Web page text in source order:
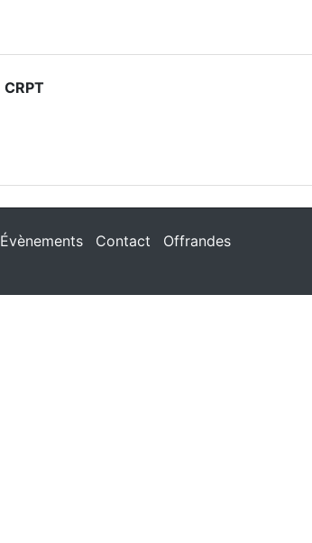
CRPT
Évènements Contact
Offrandes